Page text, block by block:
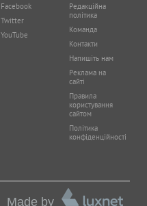
Facebook
Twitter
YouTube
Редакційна
політика
Команда
Контакти
Напишіть нам
Реклама на
сайті
Правила
користування
сайтом
Політика
конфіденційності
Made by